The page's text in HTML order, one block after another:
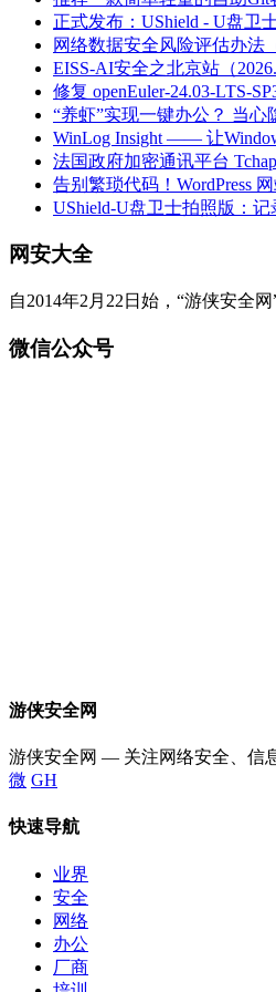
正式发布：UShield - U盘卫
网络数据安全风险评估办法
EISS-AI安全之北京站（
修复 openEuler-24.03-LTS-
“养虾”实现一键办公？ 当心
WinLog Insight —— 让
法国政府加密通讯平台
告别繁琐代码！WordPress
UShield-U盘卫士拍照版：
网安大全
自2014年2月22日始，“游侠安全
微信公众号
游侠安全网
游侠安全网 — 关注网络安全、信
微 GH
快速导航
业界
安全
网络
办公
厂商